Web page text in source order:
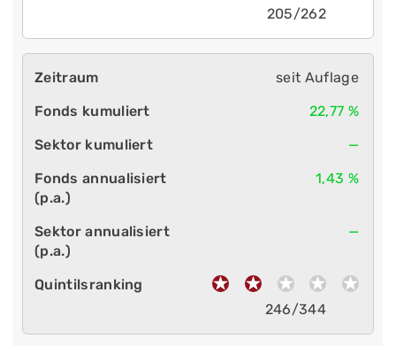
205/262
seit Auflage
22,77 %
—
1,43 %
—
246/344